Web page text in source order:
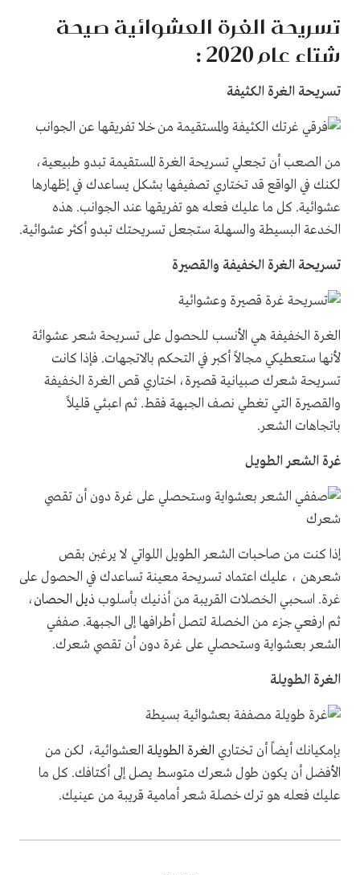
تسريحة الغرة العشوائية صيحة
شتاء عام 2020 :
تسريحة الغرة الكثيفة
من الصعب أن تجعلي تسريحة الغرة المستقيمة تبدو طبيعية،
لكنك في الواقع قد تختاري تصفيفها بشكل يساعدك في إظهارها
عشوائية. كل ما عليك فعله هو تفريقها عند الجوانب. هذه
الخدعة البسيطة والسهلة ستجعل تسريحتك تبدو أكثر عشوائية.
تسريحة الغرة الخفيفة والقصيرة
الغرة الخفيفة هي الأنسب للحصول على تسريحة شعر عشوائة
لأنها ستعطيكي مجالاً أكبر في التحكم بالاتجهات. فإذا كانت
تسريحة شعرك صبيانية قصيرة، اختاري قص الغرة الخفيفة
والقصيرة التي تغطي نصف الجبهة فقط. ثم اعبثي قليلاً
باتجاهات الشعر.
غرة الشعر الطويل
إذا كنت من صاحبات الشعر الطويل اللواتي لا يرغبن بقص
شعرهن ، عليك اعتماد تسريحة معينة تساعدك في الحصول على
غرة. اسحبي الخصلات القريبة من أذنيك بأسلوبذيل الحصان،
ثم ارفعي جزء من الخصلة لتصل أطرافها إلى الجبهة. صففي
الشعر بعشواية وستحصلي على غرة دون أن تقصي شعرك.
الغرة الطويلة
بإمكيانك أيضاً أن تختاريالغرة الطويلةالعشوائية، لكن من
الأفضل أن يكون طول شعرك متوسط يصل إلى أكتافك. كل ما
عليك فعله هو ترك خصلة شعر أمامية قريبة من عينيك.